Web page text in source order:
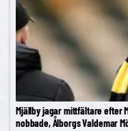
Mjällby jagar mittfältare efter
nobbade, Ålborgs Valdemar